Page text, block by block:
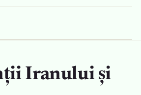
Iranului și